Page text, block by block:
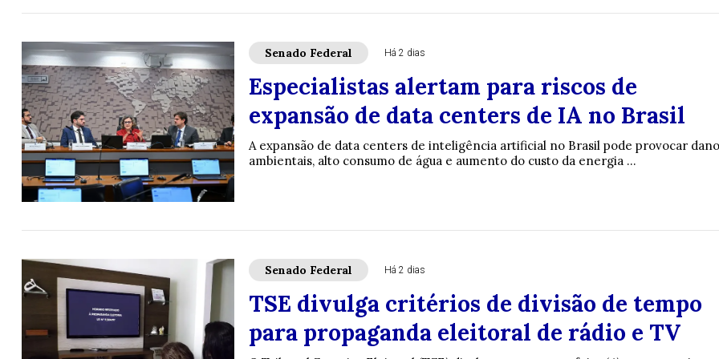
Senado Federal Há 2 dias
Especialistas alertam para riscos de
expansão de data centers de IA no Brasil
A expansão de data centers de inteligência artificial no Brasil pode provocar
ambientais, alto consumo de água e aumento do custo da energia ...
Senado Federal Há 2 dias
TSE divulga critérios de divisão de tempo
para propaganda eleitoral de rádio e TV